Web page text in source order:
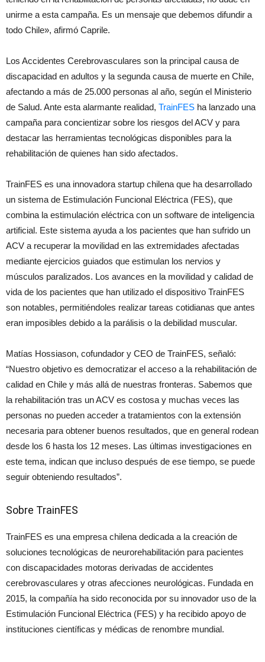
unirme a esta campaña. Es un mensaje que debemos difundir a
todo Chile», afirmó Caprile.
Los Accidentes Cerebrovasculares son la principal causa de
discapacidad en adultos y la segunda causa de muerte en Chile,
afectando a más de 25.000 personas al año, según el Ministerio
de Salud. Ante esta alarmante realidad, TrainFES ha lanzado una
campaña para concientizar sobre los riesgos del ACV y para
destacar las herramientas tecnológicas disponibles para la
rehabilitación de quienes han sido afectados.
TrainFES es una innovadora startup chilena que ha desarrollado
un sistema de Estimulación Funcional Eléctrica (FES), que
combina la estimulación eléctrica con un software de inteligencia
artificial. Este sistema ayuda a los pacientes que han sufrido un
ACV a recuperar la movilidad en las extremidades afectadas
mediante ejercicios guiados que estimulan los nervios y
músculos paralizados. Los avances en la movilidad y calidad de
vida de los pacientes que han utilizado el dispositivo TrainFES
son notables, permitiéndoles realizar tareas cotidianas que antes
eran imposibles debido a la parálisis o la debilidad muscular.
Matías Hossiason, cofundador y CEO de TrainFES, señaló:
“Nuestro objetivo es democratizar el acceso a la rehabilitación de
calidad en Chile y más allá de nuestras fronteras. Sabemos que
la rehabilitación tras un ACV es costosa y muchas veces las
personas no pueden acceder a tratamientos con la extensión
necesaria para obtener buenos resultados, que en general rodean
desde los 6 hasta los 12 meses. Las últimas investigaciones en
este tema, indican que incluso después de ese tiempo, se puede
seguir obteniendo resultados”.
Sobre TrainFES
TrainFES es una empresa chilena dedicada a la creación de
soluciones tecnológicas de neurorehabilitación para pacientes
con discapacidades motoras derivadas de accidentes
cerebrovasculares y otras afecciones neurológicas. Fundada en
2015, la compañía ha sido reconocida por su innovador uso de la
Estimulación Funcional Eléctrica (FES) y ha recibido apoyo de
instituciones científicas y médicas de renombre mundial.